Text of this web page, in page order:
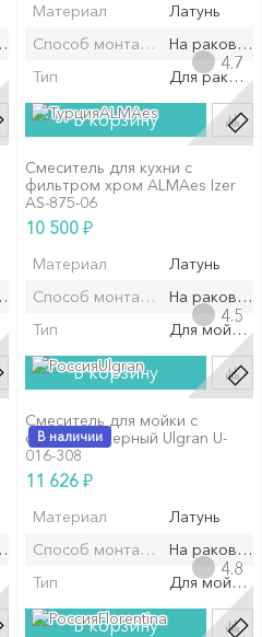
мойку
Материал
Латунь
Способ монтажа/установки
На
Тип
Для
В корзину
мойку
ALMAes
4.7
Смеситель для кухни с
фильтром хром ALMAes Izer
AS-875-06
10 500 ₽
Материал
Латунь
Способ монтажа/установки
На
Тип
Для мойки
В корзину
мойку
Ulgran
4.5
В наличии
Смеситель для мойки с
фильтром черный Ulgran U-
016-308
11 626 ₽
Материал
Латунь
Способ монтажа/установки
На
Тип
Для мойки
В корзину
Florentina
4.8